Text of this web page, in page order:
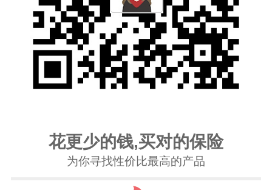
花更少的钱,买对的保险
为你寻找性价比最高的产品